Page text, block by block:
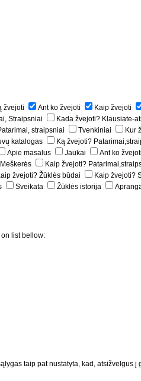
žvejoti Ant ko žvejoti
Kaip žvejoti
Straipsniai
Kada žvejoti? Klausiate-
straipsniai Tvenkiniai
Kur
katalogas
Ką žvejoti?
Apie masalus Jaukai
Ant ko
Meškerės
Kaip žvejoti?
žvejoti? Žūklės būdai
Kaip žvejoti?
Sveikata Žūklės istorija
list bellow:
taip pat nustatyta, kad, atsižvelgus į